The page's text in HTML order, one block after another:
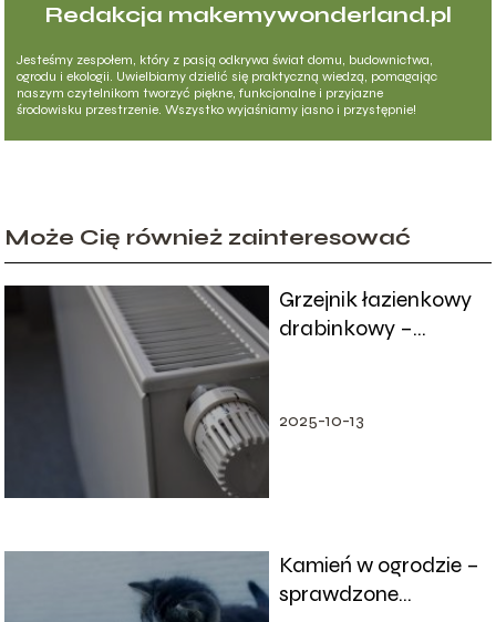
Redakcja makemywonderland.pl
Jesteśmy zespołem, który z pasją odkrywa świat domu, budownictwa,
ogrodu i ekologii. Uwielbiamy dzielić się praktyczną wiedzą, pomagając
naszym czytelnikom tworzyć piękne, funkcjonalne i przyjazne
środowisku przestrzenie. Wszystko wyjaśniamy jasno i przystępnie!
Może Cię również zainteresować
Grzejnik łazienkowy
drabinkowy –
2025-10-13
Kamień w ogrodzie –
sprawdzone